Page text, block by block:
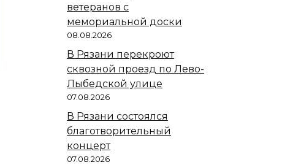
ветеранов с
мемориальной доски
08.08.2026
В Рязани перекроют
сквозной проезд по Лево-
Лыбедской улице
07.08.2026
В Рязани состоялся
благотворительный
концерт
07.08.2026